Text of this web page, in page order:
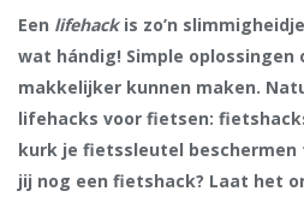
Een lifehackis zo’n
wat hándig! Simple oplossingen
makkelijker kunnen maken.
lifehacks voor fietsen:
kurk je fietssleutel beschermen
jij nog een fietshack? Laat het